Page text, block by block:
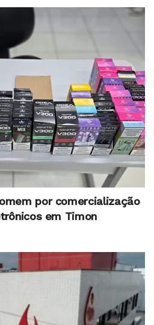
por comercialização
em Timon